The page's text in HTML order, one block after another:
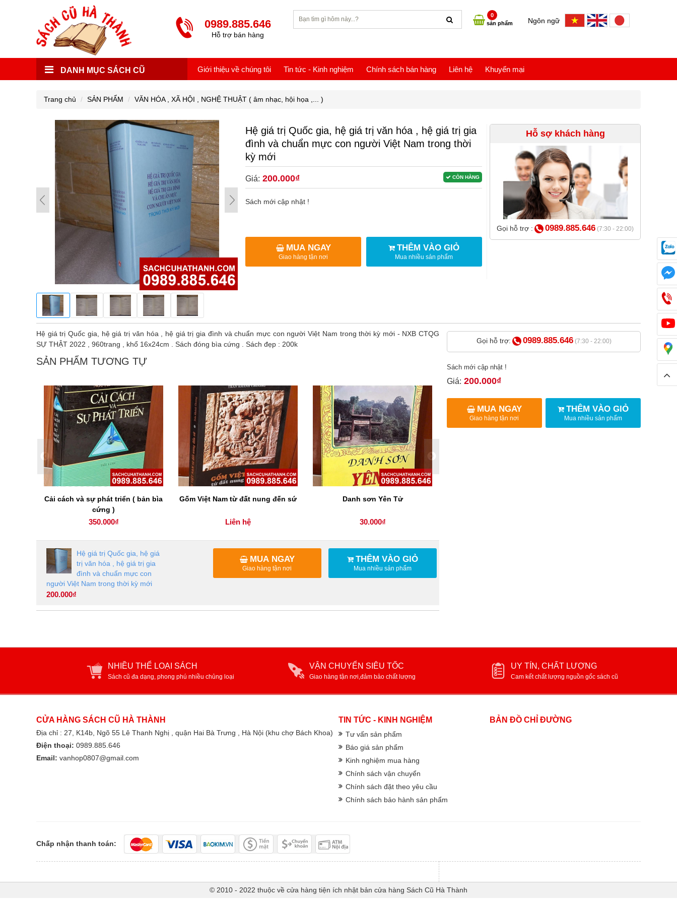
0989.885.646
Hỗ trợ bán hàng
0
sản phẩm
Ngôn ngữ
DANH MỤC SÁCH CŨ Giới thiệu về chúng tôi Tin tức - Kinh nghiệm Chính sách bán hàng Liên hệ Khuyến mại
Trang chủ SẢN PHẨM VĂN HÓA , XÃ HỘI , NGHỆ THUẬT ( âm nhạc, hội họa ,... )
Hệ giá trị Quốc gia, hệ giá trị văn hóa , hệ giá trị gia
đình và chuẩn mực con người Việt Nam trong thời
kỳ mới
CÒN HÀNG
Giá: 200.000₫
Sách mới cập nhật !
MUA NGAY
Giao hàng tận nơi
THÊM VÀO GIỎ
Mua nhiều sản phẩm
Hỗ sợ khách hàng
Gọi hỗ trợ : 0989.885.646 (7:30 - 22:00)
Hệ giá trị Quốc gia, hệ giá trị văn hóa , hệ giá trị gia đình và chuẩn mực con người Việt Nam trong thời kỳ mới - NXB CTQG
SỰ THẬT 2022 , 960trang , khổ 16x24cm . Sách đóng bìa cứng . Sách đẹp : 200k
SẢN PHẨM TƯƠNG TỰ
Cải cách và sự phát triển ( bản bìa
cứng )
350.000₫
Gốm Việt Nam từ đất nung đến sứ
Liên hệ
Danh sơn Yên Tử
30.000₫
Hệ giá trị Quốc gia, hệ giá
trị văn hóa , hệ giá trị gia
đình và chuẩn mực con
người Việt Nam trong thời kỳ mới
200.000₫
THÊM VÀO GIỎ
Mua nhiều sản phẩm
MUA NGAY
Giao hàng tận nơi
Gọi hỗ trợ: 0989.885.646 (7:30 - 22:00)
Sách mới cập nhật !
Giá: 200.000₫
MUA NGAY
Giao hàng tận nơi
THÊM VÀO GIỎ
Mua nhiều sản phẩm
NHIỀU THỂ LOẠI SÁCH
Sách cũ đa dạng, phong phú nhiều chủng loại
VẬN CHUYỂN SIÊU TỐC
Giao hàng tận nơi,đảm bảo chất lượng
UY TÍN, CHẤT LƯỢNG
Cam kết chất lượng nguồn gốc sách cũ
CỬA HÀNG SÁCH CŨ HÀ THÀNH
Địa chỉ : 27, K14b, Ngõ 55 Lê Thanh Nghị , quận Hai Bà Trưng , Hà Nội (khu chợ Bách Khoa)
Điện thoại: 0989.885.646
Email: vanhop0807@gmail.com
TIN TỨC - KINH NGHIỆM
Tư vấn sản phẩm
Báo giá sản phẩm
Kinh nghiệm mua hàng
Chính sách vận chuyển
Chính sách đặt theo yêu cầu
Chính sách bảo hành sản phẩm
BẢN ĐỒ CHỈ ĐƯỜNG
Chấp nhận thanh toán:
© 2010 - 2022 thuộc về cửa hàng tiện ích nhật bản cửa hàng Sách Cũ Hà Thành